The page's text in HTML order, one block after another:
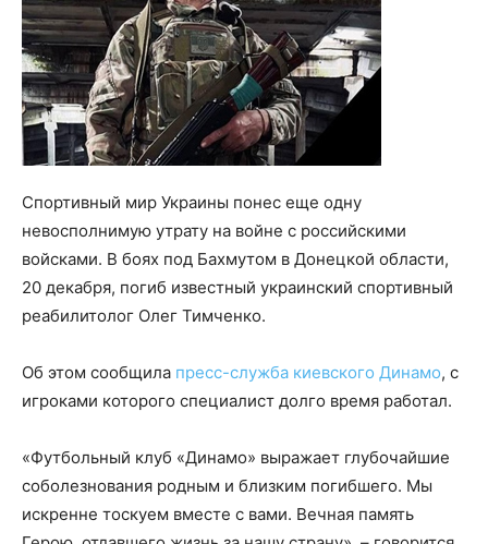
Спортивный мир Украины понес еще одну
невосполнимую утрату на войне с российскими
войсками. В боях под Бахмутом в Донецкой области,
20 декабря, погиб известный украинский спортивный
реабилитолог Олег Тимченко.
Об этом сообщила пресс-служба киевского Динамо, с
игроками которого специалист долго время работал.
«Футбольный клуб «Динамо» выражает глубочайшие
соболезнования родным и близким погибшего. Мы
искренне тоскуем вместе с вами. Вечная память